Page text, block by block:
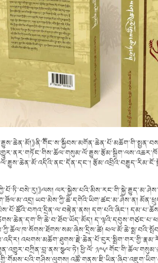
》
》ལས།
ཡབ་མེས་ཀྱི་ཆེ་དགེའི་ཡིག་ཚང་མ་ཤེས་ན།
དག་པའི་ཞིང་།
ཕྱི་ལོ་ ༡༩༥༩